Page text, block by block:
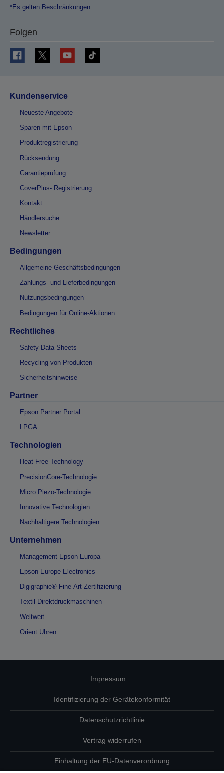
*Es gelten Beschränkungen
Folgen
Kundenservice
Neueste Angebote
Sparen mit Epson
Produktregistrierung
Rücksendung
Garantieprüfung
CoverPlus- Registrierung
Kontakt
Händlersuche
Newsletter
Bedingungen
Allgemeine Geschäftsbedingungen
Zahlungs- und Lieferbedingungen
Nutzungsbedingungen
Bedingungen für Online-Aktionen
Rechtliches
Safety Data Sheets
Recycling von Produkten
Sicherheitshinweise
Partner
Epson Partner Portal
LPGA
Technologien
Heat-Free Technology
PrecisionCore-Technologie
Micro Piezo-Technologie
Innovative Technologien
Nachhaltigere Technologien
Unternehmen
Management Epson Europa
Epson Europe Electronics
Digigraphie® Fine-Art-Zertifizierung
Textil-Direktdruckmaschinen
Weltweit
Orient Uhren
Impressum
Identifizierung der Gerätekonformität
Datenschutzrichtlinie
Vertrag widerrufen
Einhaltung der EU-Datenverordnung